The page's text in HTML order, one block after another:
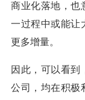
商业化落地，也
一过程中或能让
更多增量。
因此，可以看到
公司，均在积极